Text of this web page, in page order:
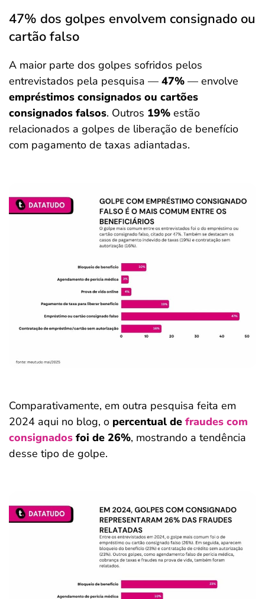
47% dos golpes envolvem consignado ou
cartão falso
A maior parte dos golpes sofridos pelos
entrevistados pela pesquisa — 47% — envolve
empréstimos consignados ou cartões
consignados falsos. Outros 19% estão
relacionados a golpes de liberação de benefício
com pagamento de taxas adiantadas.
Comparativamente, em outra pesquisa feita em
2024 aqui no blog, o percentual de fraudes com
consignados foi de 26%, mostrando a tendência
desse tipo de golpe.